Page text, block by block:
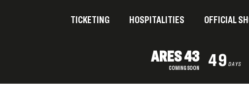
TICKETING HOSPITALITIES OFFICIAL
ARES 43
COMING SOON 49 DAYS